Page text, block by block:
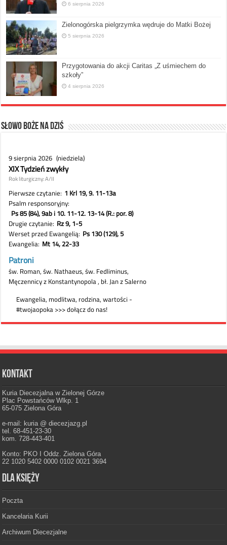
6 sierpnia 2026
Zielonogórska pielgrzymka wędruje do Matki Bożej
5 sierpnia 2026
Przygotowania do akcji Caritas „Z uśmiechem do
szkoły”
4 sierpnia 2026
Słowo Boże na dziś
Kontakt
Kuria Diecezjalna w Zielonej Górze
Plac Powstańców Wlkp. 1
65-075 Zielona Góra
e-mail: kuria @ diecezjazg.pl
tel. 68-451-23-30
kom. 728-443-401
Konto: PKO I Oddz. Zielona Góra
22 1020 5402 0000 0102 0021 3694
Dla księży
Poczta
Kancelaria Kurii
Archiwum Diecezjalne